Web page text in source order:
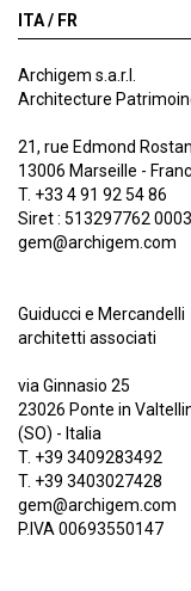
ITA / FR
Archigem s.a.r.l.
Architecture
21, rue Edmond
13006 Marseille -
T. +33 4 91 92 54 86
Siret : 513297762
gem@archigem.com
Guiducci e Mercandelli
architetti associati
via Ginnasio 25
23026 Ponte in
(SO) - Italia
T. +39 3409283492
T. +39 3403027428
gem@archigem.com
P.IVA 00693550147